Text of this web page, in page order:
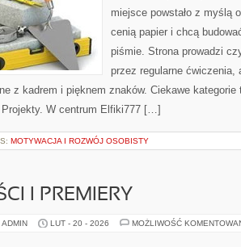
miejsce powstało z myślą
cenią papier i chcą
piśmie. Strona prowadzi
przez regularne ćwiczenia,
z kadrem i pięknem znaków. Ciekawe kategorie
Projekty. W centrum Elfiki777 […]
MOTYWACJA I ROZWÓJ OSOBISTY
I PREMIERY
LUT - 20 - 2026 MOŻLIWOŚĆ